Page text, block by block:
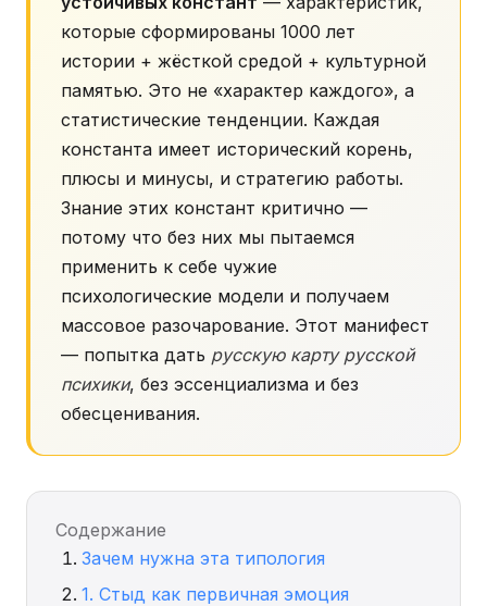
которые сформированы 1000 лет
истории + жёсткой средой + культурной
памятью. Это не «характер каждого», а
статистические тенденции. Каждая
константа имеет исторический корень,
плюсы и минусы, и стратегию работы.
Знание этих констант критично —
потому что без них мы пытаемся
применить к себе чужие
психологические модели и получаем
массовое разочарование. Этот манифест
— попытка дать русскую карту русской
психики, без эссенциализма и без
обесценивания.
Содержание
Зачем нужна эта типология
1. Стыд как первичная эмоция